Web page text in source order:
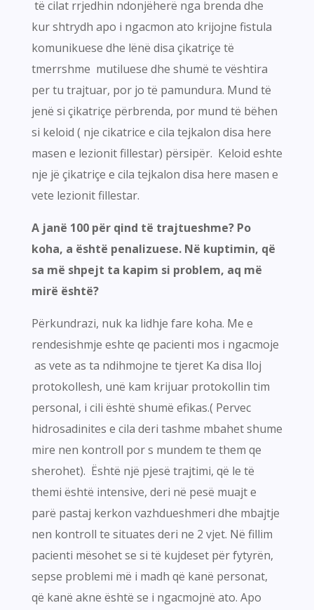
të cilat rrjedhin ndonjëherë nga brenda dhe
kur shtrydh apo i ngacmon ato krijojne fistula
komunikuese dhe lënë disa çikatriçe të
tmerrshme mutiluese dhe shumë te vështira
per tu trajtuar, por jo të pamundura. Mund të
jenë si çikatriçe përbrenda, por mund të bëhen
si keloid ( nje cikatrice e cila tejkalon disa here
masen e lezionit fillestar) përsipër. Keloid eshte
nje jë çikatriçe e cila tejkalon disa here masen e
vete lezionit fillestar.
A janë 100 për qind të trajtueshme? Po
koha, a është penalizuese. Në kuptimin, që
sa më shpejt ta kapim si problem, aq më
mirë është?
Përkundrazi, nuk ka lidhje fare koha. Me e
rendesishmje eshte qe pacienti mos i ngacmoje
as vete as ta ndihmojne te tjeret Ka disa lloj
protokollesh, unë kam krijuar protokollin tim
personal, i cili është shumë efikas.( Pervec
hidrosadinites e cila deri tashme mbahet shume
mire nen kontroll por s mundem te them qe
sherohet). Është një pjesë trajtimi, që le të
themi është intensive, deri në pesë muajt e
parë pastaj kerkon vazhdueshmeri dhe mbajtje
nen kontroll te situates deri ne 2 vjet. Në fillim
pacienti mësohet se si të kujdeset për fytyrën,
sepse problemi më i madh që kanë personat,
që kanë akne është se i ngacmojnë ato. Apo